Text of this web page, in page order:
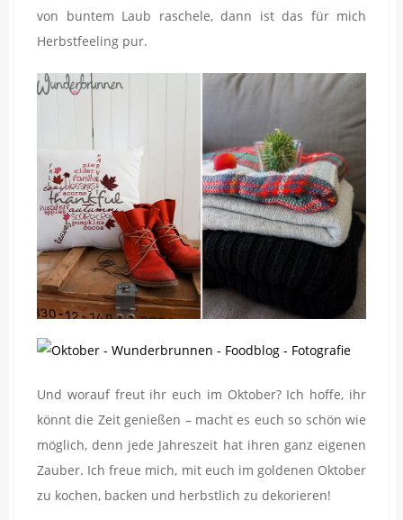
von buntem Laub raschele, dann ist das für mich
Herbstfeeling pur.
Und worauf freut ihr euch im Oktober? Ich hoffe, ihr
könnt die Zeit genießen – macht es euch so schön wie
möglich, denn jede Jahreszeit hat ihren ganz eigenen
Zauber. Ich freue mich, mit euch im goldenen Oktober
zu kochen, backen und herbstlich zu dekorieren!